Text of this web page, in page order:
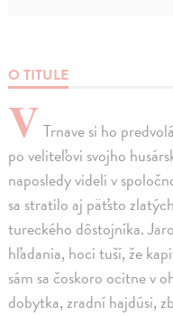
O TITULE
VTrnave si ho
po veliteľovi svojho
naposledy videli v
sa stratilo aj päťsto
tureckého dôstojníka.
hľadania, hoci tuší, že
sám sa čoskoro ocitne v
dobytka, zradní hajdúsi,